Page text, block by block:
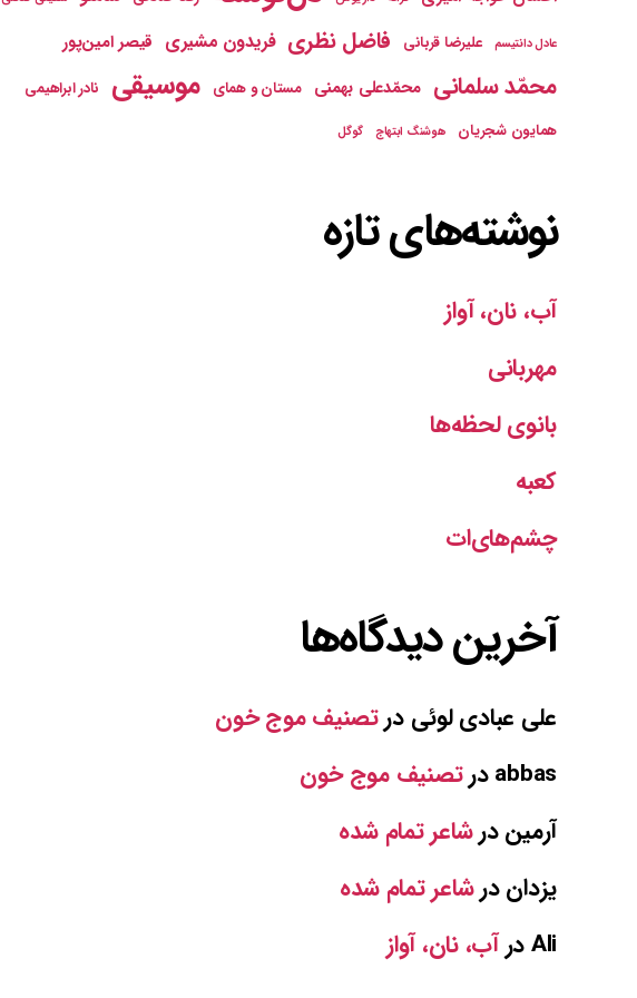
عادل دانتیسم علیرضا قربانی فاضل نظری فریدون مشیری قیصر امین‌پور
محمّد سلمانی محمّدعلی بهمنی مستان و همای موسیقی
نادر ابراهیمی
همایون شجریان
هوشنگ ابتهاج گوگل
نوشته‌های تازه
آب، نان، آواز
مهربانی
بانوی لحظه‌ها
کعبه
چشم‌های‌ات
آخرین دیدگاه‌ها
علی عبادی لوئی درتصنیف موج خون
abbasدرتصنیف موج خون
آرمیندرشاعر تمام شده
یزداندرشاعر تمام شده
Aliدرآب، نان، آواز